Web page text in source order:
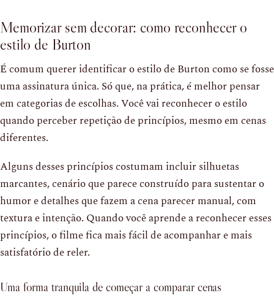
Memorizar sem decorar: como reconhecer o
estilo de Burton
É comum querer identificar o estilo de Burton como se fosse
uma assinatura única. Só que, na prática, é melhor pensar
em categorias de escolhas. Você vai reconhecer o estilo
quando perceber repetição de princípios, mesmo em cenas
diferentes.
Alguns desses princípios costumam incluir silhuetas
marcantes, cenário que parece construído para sustentar o
humor e detalhes que fazem a cena parecer manual, com
textura e intenção. Quando você aprende a reconhecer esses
princípios, o filme fica mais fácil de acompanhar e mais
satisfatório de reler.
Uma forma tranquila de começar a comparar cenas